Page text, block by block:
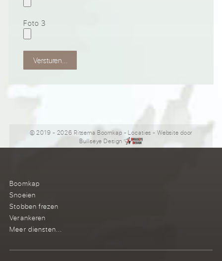
Foto 3
Versturen...
© 2019 - 2026 Ritsema Boomkap -Locaties - Website door
Bullseye Design
Boomkap
Snoeien
Stobben frezen
Verankeren
Meer diensten...